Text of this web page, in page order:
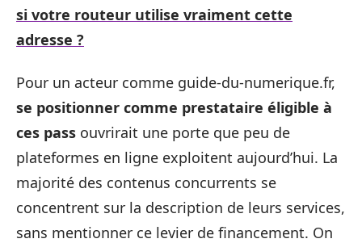
si votre routeur utilise vraiment cette
adresse ?
Pour un acteur comme guide-du-numerique.fr,
se positionner comme prestataire éligible à
ces pass ouvrirait une porte que peu de
plateformes en ligne exploitent aujourd’hui. La
majorité des contenus concurrents se
concentrent sur la description de leurs services,
sans mentionner ce levier de financement. On